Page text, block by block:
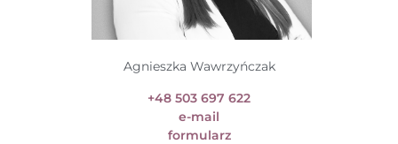
Agnieszka Wawrzyńczak
+48 503 697 622
e-mail
formularz